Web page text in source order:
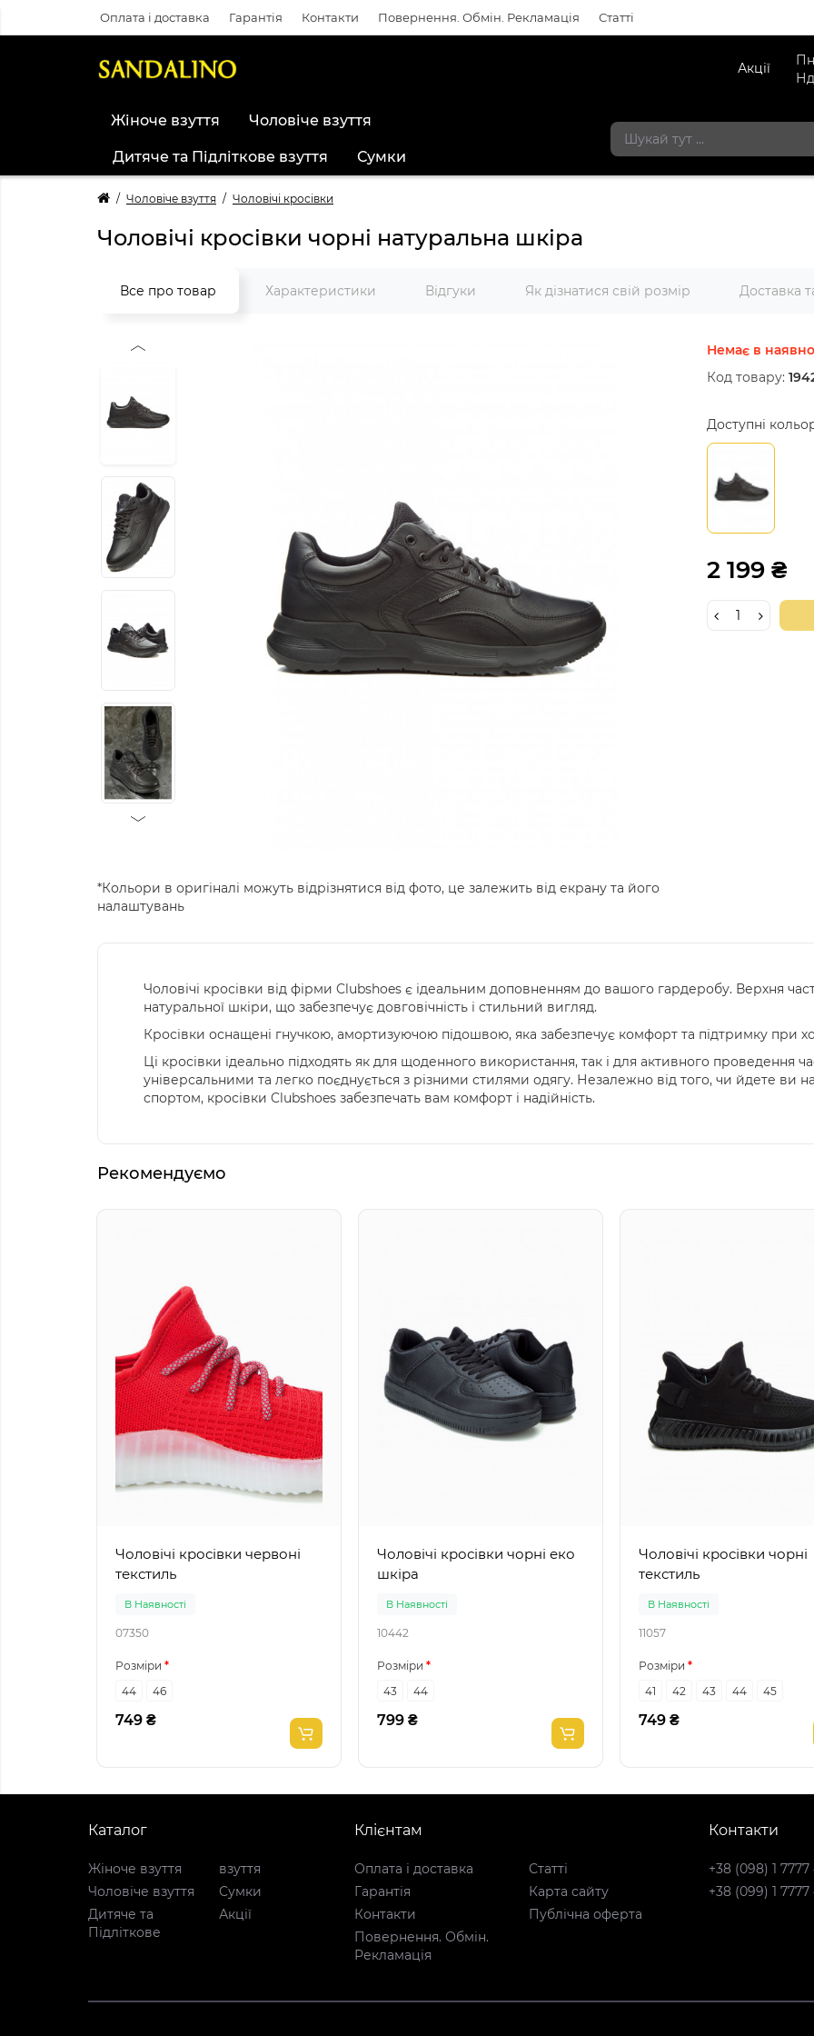
Оплата і доставка Гарантія Контакти Повернення. Обмін. Рекламація Статті
Акції
Жіноче взуття Чоловіче взуття
Дитяче та Підліткове взуття Сумки
Чоловіче взуття Чоловічі кросівки
Чоловічі кросівки чорні натуральна шкіра
Все про товар Характеристики Відгуки Як дізнатися свій розмір Доставка
*Кольори в оригіналі можуть відрізнятися від фото, це залежить від екрану та його
налаштувань
Немає в
Код товару:
Доступні
2 199 ₴
Чоловічі кросівки від фірми Clubshoes є ідеальним доповненням до вашого гардеробу. Верхня
натуральної шкіри, що забезпечує довговічність і стильний вигляд.
Кросівки оснащені гнучкою, амортизуючою підошвою, яка забезпечує комфорт та підтримку при
Ці кросівки ідеально підходять як для щоденного використання, так і для активного проведення
універсальними та легко поєднується з різними стилями одягу. Незалежно від того, чи йдете ви
спортом, кросівки Clubshoes забезпечать вам комфорт і надійність.
Рекомендуємо
Чоловічі кросівки червоні
текстиль
В Наявності
07350
Розміри
44
46
749 ₴
Чоловічі кросівки чорні еко
шкіра
В Наявності
10442
Розміри
43
44
799 ₴
Чоловічі кросівки чорні
текстиль
В Наявності
11057
Розміри
41
42 43 44 45
749 ₴
Каталог
Жіноче взуття
Чоловіче взуття
Дитяче та
Підліткове
взуття
Сумки
Акції
Клієнтам
Оплата і доставка
Гарантія
Контакти
Повернення. Обмін.
Рекламація
Статті
Карта сайту
Публічна оферта
Контакти
+38 (098) 1 7777
+38 (099) 1 7777